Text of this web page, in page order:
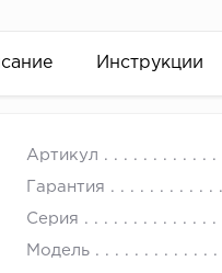
Инструкции
Артикул
Гарантия
Серия
Модель